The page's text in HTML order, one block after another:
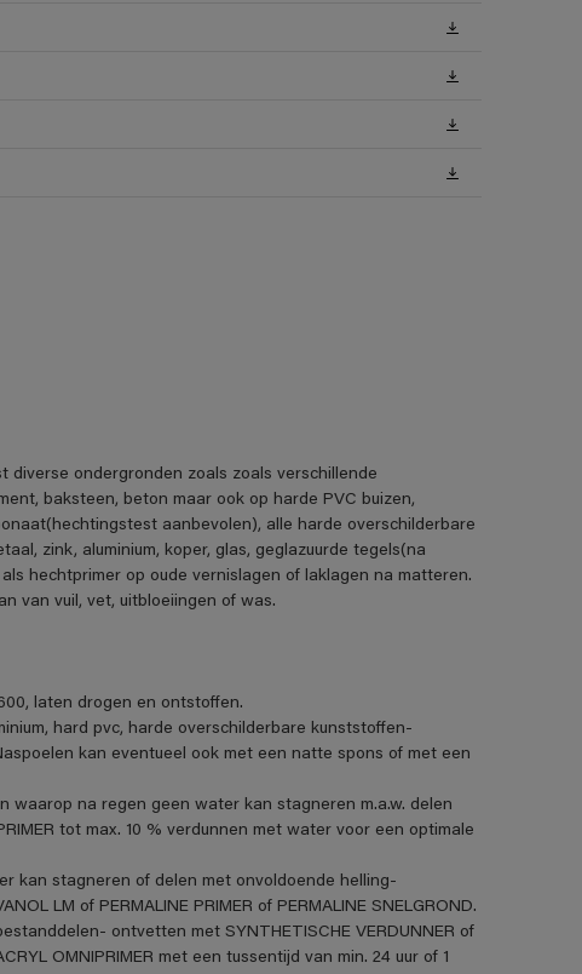
diverse ondergronden zoals zoals verschillende
baksteen, beton maar ook op harde PVC buizen,
aanbevolen), alle harde overschilderbare
zink, aluminium, koper, glas, geglazuurde tegels(na
hechtprimer op oude vernislagen of laklagen na matteren.
van vuil, vet, uitbloeiingen of was.
laten drogen en ontstoffen.
hard pvc, harde overschilderbare kunststoffen-
kan eventueel ook met een natte spons of met een
waarop na regen geen water kan stagneren m.a.w. delen
tot max. 10 % verdunnen met water voor een optimale
kan stagneren of delen met onvoldoende helling-
LM of PERMALINE PRIMER of PERMALINE SNELGROND.
ontvetten met SYNTHETISCHE VERDUNNER of
OMNIPRIMER met een tussentijd van min. 24 uur of 1